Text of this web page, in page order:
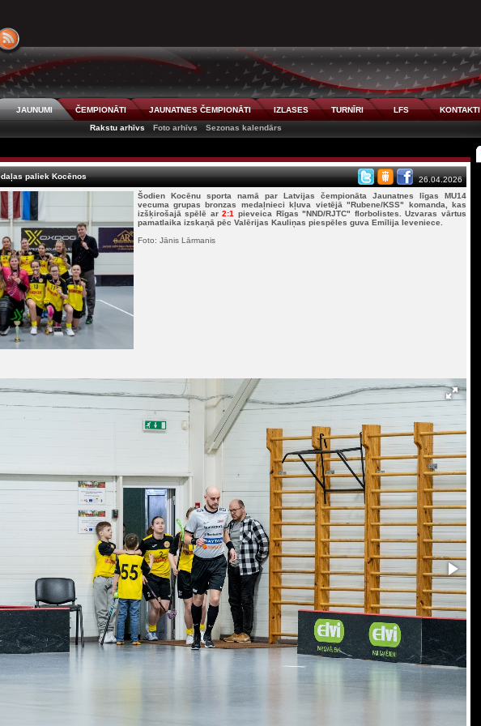
JAUNUMI ČEMPIONĀTI JAUNATNES ČEMPIONĀTI IZLASES TURNĪRI LFS KONTAKTI
Rakstu arhīvs
Foto arhīvs Sezonas kalendārs
paliek Kocēnos
26.04.2026
Šodien Kocēnu sporta namā par Latvijas čempionāta Jaunatnes līgas MU14
vecuma grupas bronzas medaļnieci kļuva vietējā "Rubene/KSS" komanda, kas
izšķirošajā spēlē ar2:1
pieveica Rīgas "NND/RJTC" florbolistes. Uzvaras vārtus
pamatlaika izskaņā pēc Valērijas Kauliņas piespēles guva Emīlija Ieveniece.
Foto: Jānis Lārmanis